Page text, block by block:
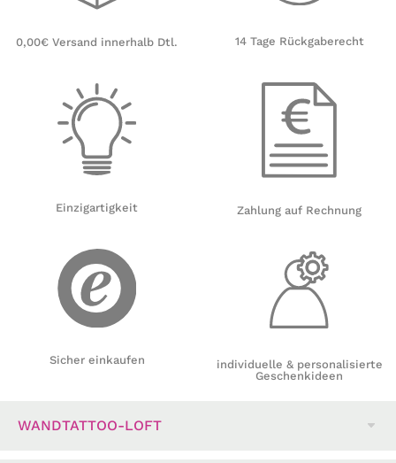
0,00€ Versand innerhalb Dtl.
Einzigartigkeit
Sicher einkaufen
14 Tage Rückgaberecht
Zahlung auf Rechnung
individuelle & personalisierte
Geschenkideen
WANDTATTOO-LOFT